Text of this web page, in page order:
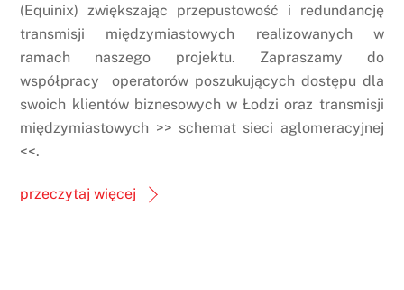
(Equinix) zwiększając przepustowość i redundancję
transmisji międzymiastowych realizowanych w
ramach naszego projektu. Zapraszamy do
współpracy operatorów poszukujących dostępu dla
swoich klientów biznesowych w Łodzi oraz transmisji
międzymiastowych >> schemat sieci aglomeracyjnej
<<.
przeczytaj więcej